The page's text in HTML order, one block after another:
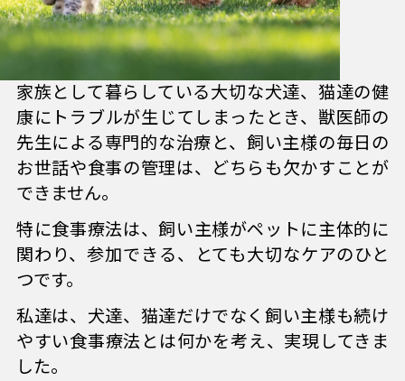
家族として暮らしている大切な犬達、猫達の健
康にトラブルが生じてしまったとき、獣医師の
先生による専門的な治療と、飼い主様の毎日の
お世話や食事の管理は、どちらも欠かすことが
できません。
特に食事療法は、飼い主様がペットに主体的に
関わり、参加できる、とても大切なケアのひと
つです。
私達は、犬達、猫達だけでなく飼い主様も続け
やすい食事療法とは何かを考え、実現してきま
した。